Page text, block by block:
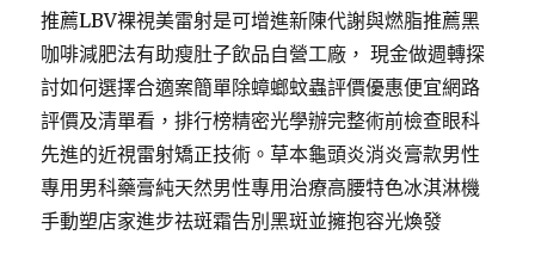
推薦LBV裸視美雷射是可增進新陳代謝與燃脂推薦黑
咖啡減肥法有助瘦肚子飲品自營工廠， 現金做週轉探
討如何選擇合適案簡單除蟑螂蚊蟲評價優惠便宜網路
評價及清單看，排行榜精密光學辦完整術前檢查眼科
先進的近視雷射矯正技術。草本龜頭炎消炎膏款男性
專用男科藥膏純天然男性專用治療高腰特色冰淇淋機
手動塑店家進步祛斑霜告別黑斑並擁抱容光煥發